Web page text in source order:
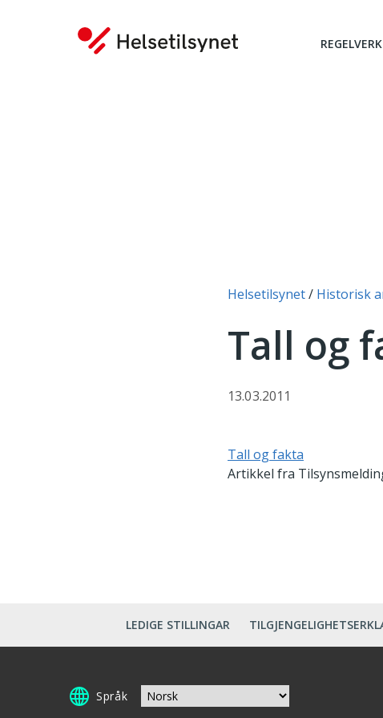
REGELVERK
Du er her:
Helsetilsynet Historisk
Tall og
13.03.2011
Tall og fakta
Artikkel fra
LEDIGE STILLINGAR
Språk